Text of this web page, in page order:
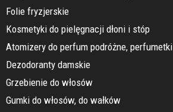
Folie fryzjerskie
Kosmetyki do pielęgnacji dłoni i stóp
Atomizery do perfum podróżne, perfumetki
Dezodoranty damskie
Grzebienie do włosów
Gumki do włosów, do wałków